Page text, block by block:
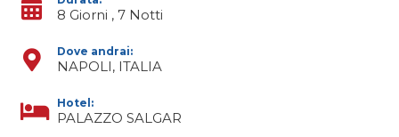
8 Giorni , 7 Notti
Dove andrai:
NAPOLI, ITALIA
Hotel:
PALAZZO SALGAR